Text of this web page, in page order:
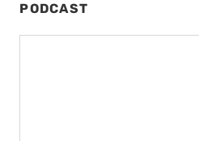
PODCAST